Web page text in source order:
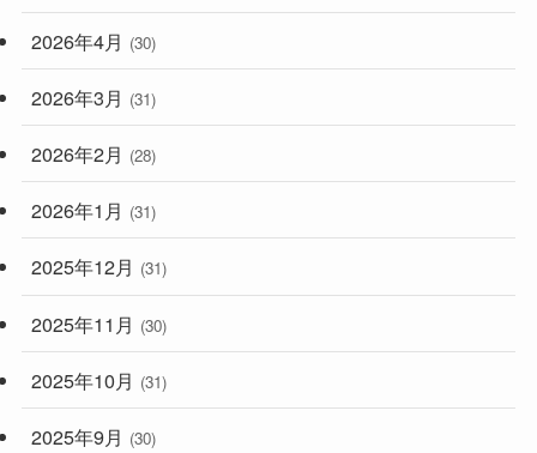
2026年4月 (30)
2026年3月 (31)
2026年2月 (28)
2026年1月 (31)
2025年12月 (31)
2025年11月 (30)
2025年10月 (31)
2025年9月 (30)